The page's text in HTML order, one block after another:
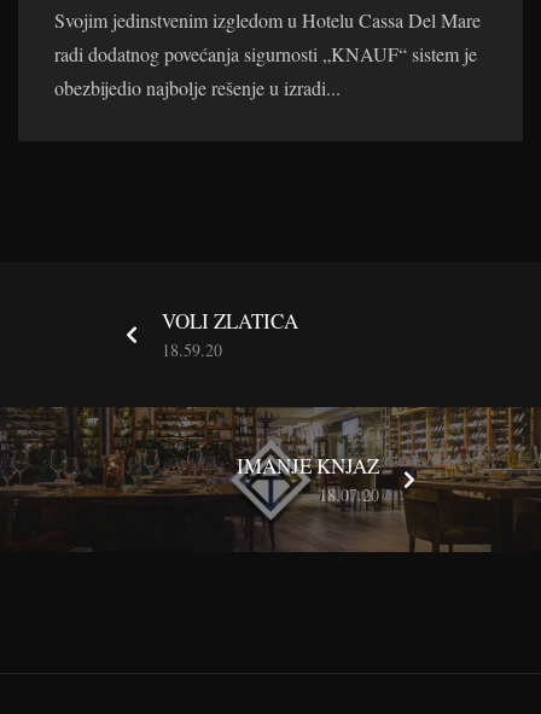
Svojim jedinstvenim izgledom u Hotelu Cassa Del Mare
radi dodatnog povećanja sigurnosti „KNAUF“ sistem je
obezbijedio najbolje rešenje u izradi...
VOLI ZLATICA
18.59.20
IMANJE KNJAZ
18.07.20